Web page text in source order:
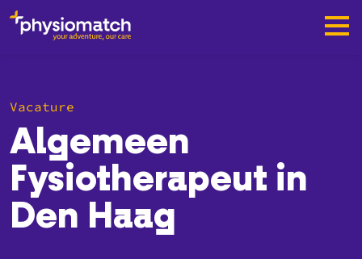
Vacature
Algemeen
Fysiotherapeut in
Den Haag